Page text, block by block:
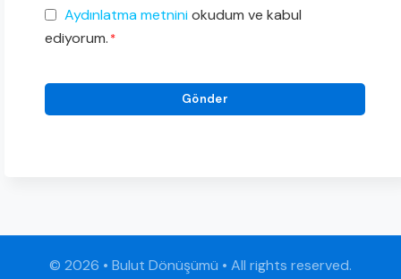
KVKK
Onayı
Aydınlatma metniniokudum ve kabul
ediyorum. *
© 2026 • Bulut Dönüşümü • All rights reserved.